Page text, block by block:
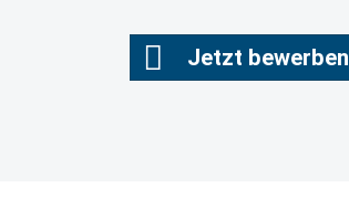
Jetzt bewerben